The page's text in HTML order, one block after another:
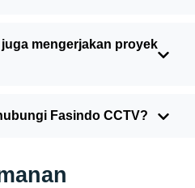
mengerjakan proyek
Fasindo CCTV?